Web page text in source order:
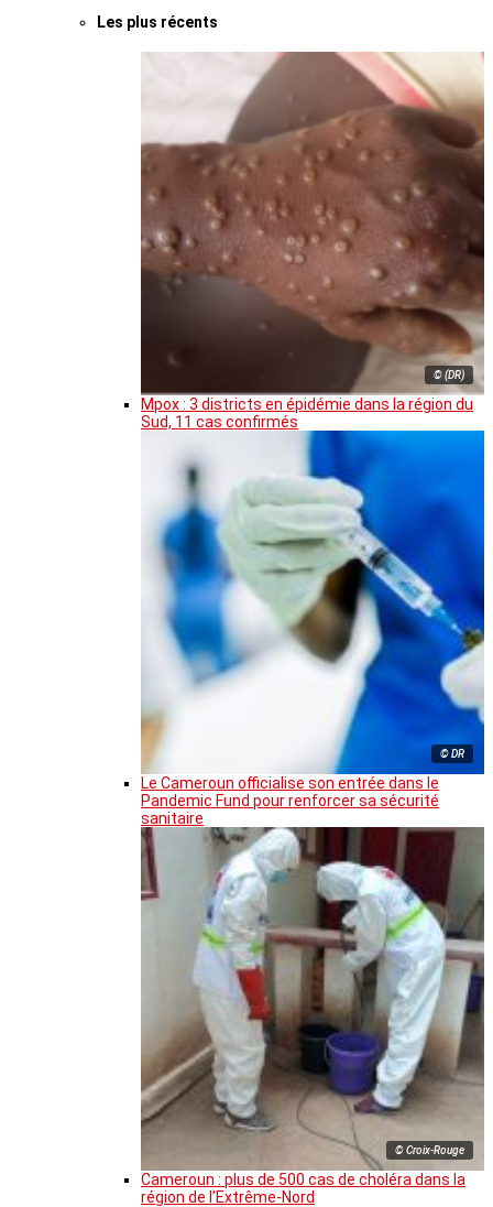
Les plus récents
© (DR)
Mpox : 3 districts en épidémie dans la région du
Sud, 11 cas confirmés
© DR
Le Cameroun officialise son entrée dans le
Pandemic Fund pour renforcer sa sécurité
sanitaire
© Croix-Rouge
Cameroun : plus de 500 cas de choléra dans la
région de l’Extrême-Nord